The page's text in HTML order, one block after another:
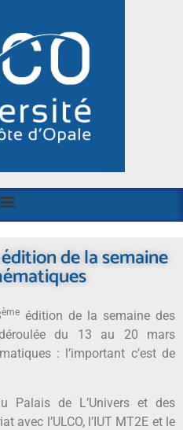
de la semaine
ème édition de la semaine des
du 13 au 20 mars
: l’important c’est de
Palais de L’Univers et des
avec l’ULCO, l’IUT MT2E et le